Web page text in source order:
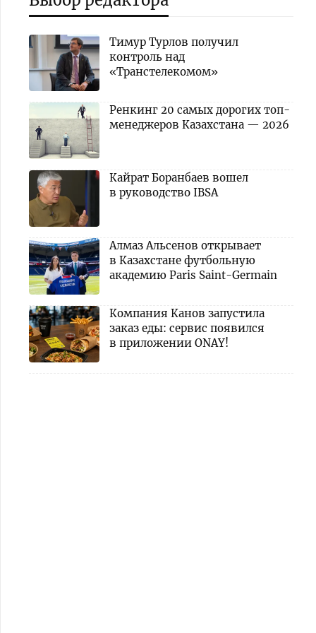
Тимур Турлов получил
контроль над
«Транстелекомом»
Ренкинг 20 самых дорогих топ-
менеджеров Казахстана — 2026
Кайрат Боранбаев вошел
в руководство IBSA
Алмаз Альсенов открывает
в Казахстане футбольную
академию Paris Saint-Germain
Компания Канов запустила
заказ еды: сервис появился
в приложении ONAY!